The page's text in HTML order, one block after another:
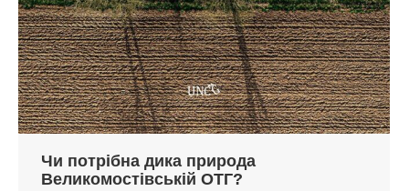
Чи потрібна дика природа
Великомостівській ОТГ?